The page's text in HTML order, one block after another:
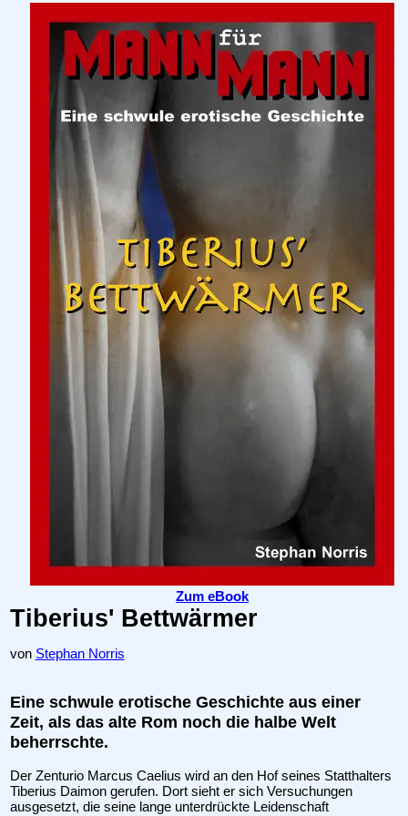
Zum eBook
Tiberius' Bettwärmer
von Stephan Norris
Eine schwule erotische Geschichte aus einer
Zeit, als das alte Rom noch die halbe Welt
beherrschte.
Der Zenturio Marcus Caelius wird an den Hof seines Statthalters
Tiberius Daimon gerufen. Dort sieht er sich Versuchungen
ausgesetzt, die seine lange unterdrückte Leidenschaft